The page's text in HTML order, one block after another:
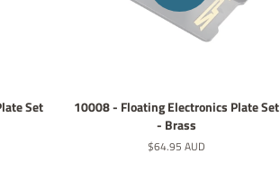
Set
10008 - Floating Electronics Plate Set
- Brass
Normaler
$64.95 AUD